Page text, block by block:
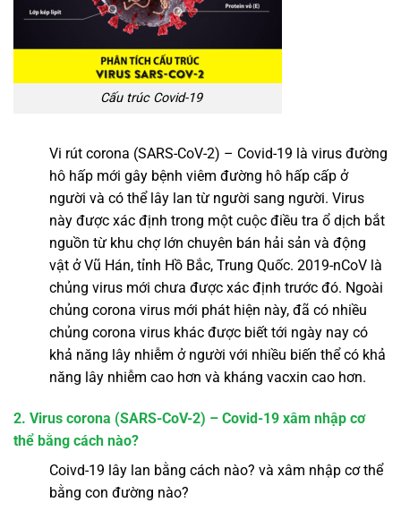
Cấu trúc Covid-19
Vi rút corona (SARS-CoV-2) – Covid-19 là virus đường
hô hấp mới gây bệnh viêm đường hô hấp cấp ở
người và có thể lây lan từ người sang người. Virus
này được xác định trong một cuộc điều tra ổ dịch bắt
nguồn từ khu chợ lớn chuyên bán hải sản và động
vật ở Vũ Hán, tỉnh Hồ Bắc, Trung Quốc. 2019-nCoV là
chủng virus mới chưa được xác định trước đó. Ngoài
chủng corona virus mới phát hiện này, đã có nhiều
chủng corona virus khác được biết tới ngày nay có
khả năng lây nhiễm ở người với nhiều biến thể có khả
năng lây nhiễm cao hơn và kháng vacxin cao hơn.
2. Virus corona (SARS-CoV-2) – Covid-19 xâm nhập cơ
thể bằng cách nào?
Coivd-19 lây lan bằng cách nào? và xâm nhập cơ thể
bằng con đường nào?